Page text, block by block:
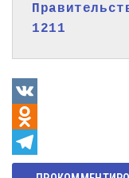
1211
VK
Odnoklassniki
Telegram